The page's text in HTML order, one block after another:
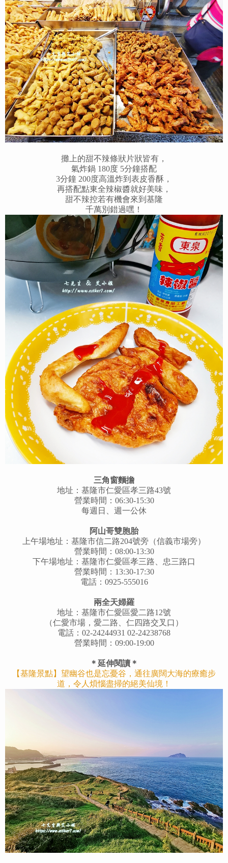
攤上的甜不辣條狀片狀皆有，
氣炸鍋 180度 5分鐘搭配
3分鐘 200度高溫炸到表皮香酥，
再搭配點東全辣椒醬就好美味，
甜不辣控若有機會來到基隆
千萬別錯過嘿！
三角窗麵擔
地址：基隆市仁愛區孝三路43號
營業時間：06:30-15:30
每週日、週一公休
阿山哥雙胞胎
上午場地址：基隆市信二路204號旁（信義市場旁）
營業時間：08:00-13:30
下午場地址： 基隆市仁愛區孝三路、忠三路口
營業時間：13:30-17:30
電話：0925-555016
兩全天婦羅
地址：基隆市仁愛區愛二路12號
（仁愛市場，愛二路、仁四路交叉口）
電話：02-24244931 02-24238768
營業時間：09:00-19:00
＊延伸閱讀＊
【基隆景點】望幽谷也是忘憂谷，通往廣闊大海的療癒步
道，令人煩惱盡掃的絕美仙境！